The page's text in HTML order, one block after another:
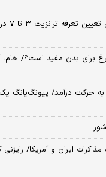
بدن مفید است؟/ خام،
حرکت درآمد/ پیونگ‌یانگ
ایران و آمریکا/ رایزنی